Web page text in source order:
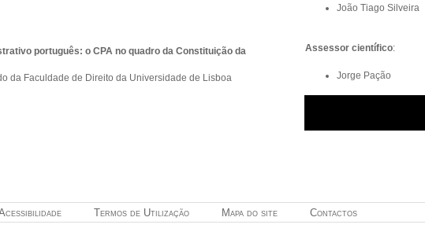
português: o CPA no quadro da Constituição da
da Faculdade de Direito da Universidade de Lisboa
João Tiago Silveira
Assessor científico:
Jorge Pação
Contactos
Mapa do site
Termos de Utilização